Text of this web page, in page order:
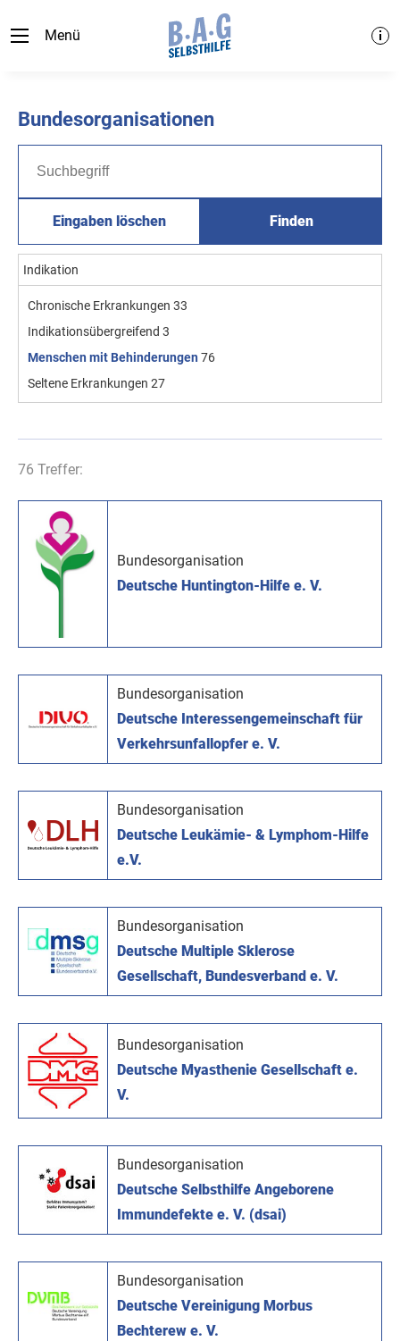
Menü
Bundesorganisationen
Eingaben löschen Finden
Indikation
Chronische Erkrankungen 33
Indikationsübergreifend 3
Menschen mit Behinderungen 76
Seltene Erkrankungen 27
76 Treffer:
Bundesorganisation
Deutsche Huntington-Hilfe e. V.
Bundesorganisation
Deutsche Interessengemeinschaft für
Verkehrsunfallopfer e. V.
Bundesorganisation
Deutsche Leukämie- & Lymphom-Hilfe
e.V.
Bundesorganisation
Deutsche Multiple Sklerose
Gesellschaft, Bundesverband e. V.
Bundesorganisation
Deutsche Myasthenie Gesellschaft e.
V.
Bundesorganisation
Deutsche Selbsthilfe Angeborene
Immundefekte e. V. (dsai)
Bundesorganisation
Deutsche Vereinigung Morbus
Bechterew e. V.